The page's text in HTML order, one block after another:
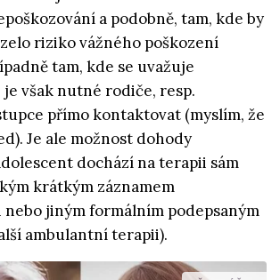
a podobně, tam, kde by
riziko vážného poškození
tam, kde se uvažuje
však nutné rodiče, resp.
přímo kontaktovat (myslím, že
Je ale možnost dohody
dochází na terapii sám
krátkým záznamem
jiným formálním podepsaným
ambulantní terapii).